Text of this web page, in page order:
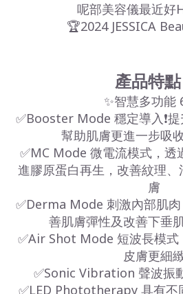
呢部美容儀最近好
🏆2024 JESSICA
產品特
✨智慧多功能
✅Booster Mode 穩定導入❗
幫助肌膚更進一步吸
✅MC Mode 微電流模式，透
進膠原蛋白再生，改善紋理
膚
✅Derma Mode 刺激內部肌
善肌膚彈性及改善下垂
✅Air Shot Mode 短波長模式
皮膚更細
✅Sonic Vibration 聲波振
✅LED Phototherapy 具有不